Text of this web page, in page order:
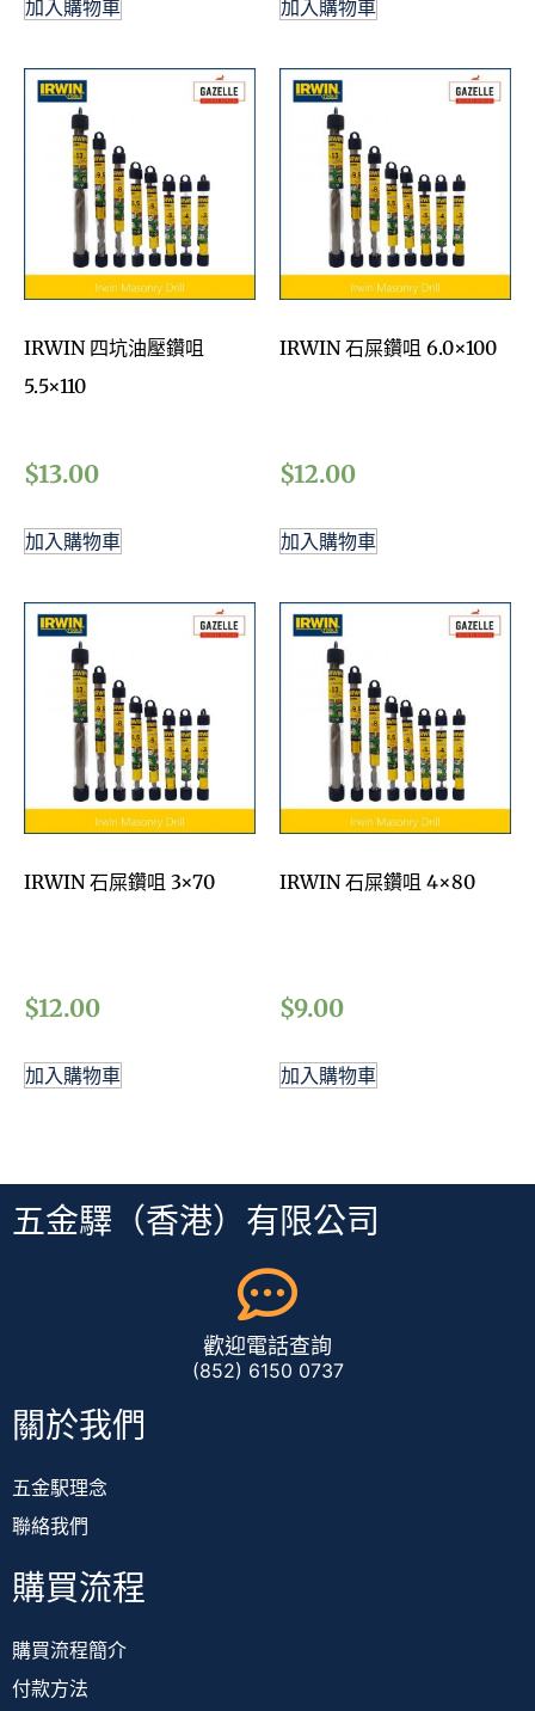
加入購物車 加入購物車
IRWIN 四坑油壓鑽咀
5.5×110
$13.00
加入購物車
IRWIN 石屎鑽咀 6.0×100
$12.00
加入購物車
IRWIN 石屎鑽咀 3×70
$12.00
加入購物車
IRWIN 石屎鑽咀 4×80
$9.00
加入購物車
五金驛（香港）有限公司
歡迎電話查詢
(852) 6150 0737
關於我們
五金駅理念
聯絡我們
購買流程
購買流程簡介
付款方法